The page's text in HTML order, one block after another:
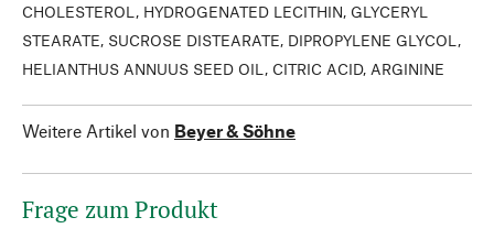
CHOLESTEROL, HYDROGENATED LECITHIN, GLYCERYL
STEARATE, SUCROSE DISTEARATE, DIPROPYLENE GLYCOL,
HELIANTHUS ANNUUS SEED OIL, CITRIC ACID, ARGININE
Weitere Artikel von Beyer & Söhne
Frage zum Produkt